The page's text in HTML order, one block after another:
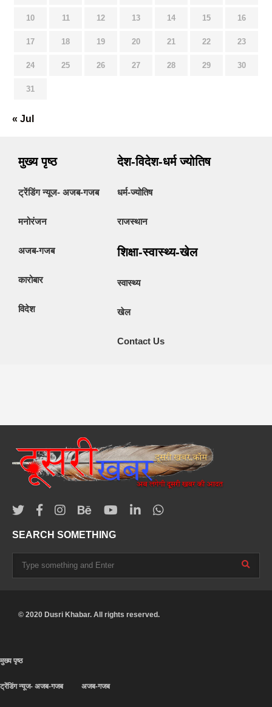
10 11 12 13 14 15 16
17 18 19 20 21 22 23
24 25 26 27 28 29 30
31
« Jul
मुख्य पृष्ठ
ट्रेंडिंग न्यूज- अजब-गजब
मनोरंजन
अजब-गजब
कारोबार
विदेश
देश-विदेश-धर्म ज्योतिष
धर्म-ज्योतिष
राजस्थान
शिक्षा-स्वास्थ्य-खेल
स्वास्थ्य
खेल
Contact Us
SEARCH SOMETHING
© 2020 Dusri Khabar. All rights reserved.
मुख्य पृष्ठ
ट्रेंडिंग न्यूज- अजब-गजब अजब-गजब